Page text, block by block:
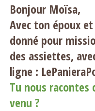
Bonjour Moïsa,
Avec ton époux
donné pour
des assiettes,
ligne :
Tu nous racontes
venu ?